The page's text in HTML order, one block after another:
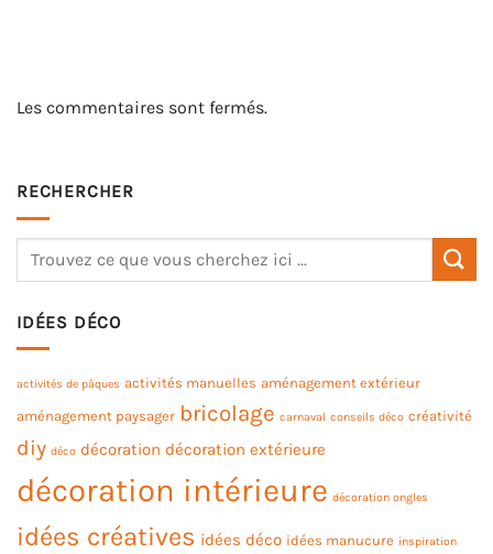
Les commentaires sont fermés.
RECHERCHER
IDÉES DÉCO
activités de pâques activités manuelles aménagement extérieur
aménagement paysager bricolage carnaval conseils déco créativité
diy déco décoration décoration extérieure
décoration intérieure décoration ongles
idées créatives idées déco idées manucure inspiration